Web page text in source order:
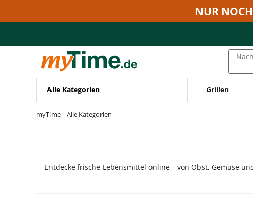
Zur Navigation springen
NUR NOCH
Alle Kategorien Grillen
myTime Alle Kategorien
Entdecke frische Lebensmittel online – von Obst, Gemüse